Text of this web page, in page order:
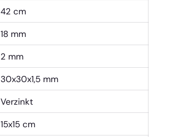
42 cm
18 mm
2 mm
30x30x1,5 mm
Verzinkt
15x15 cm